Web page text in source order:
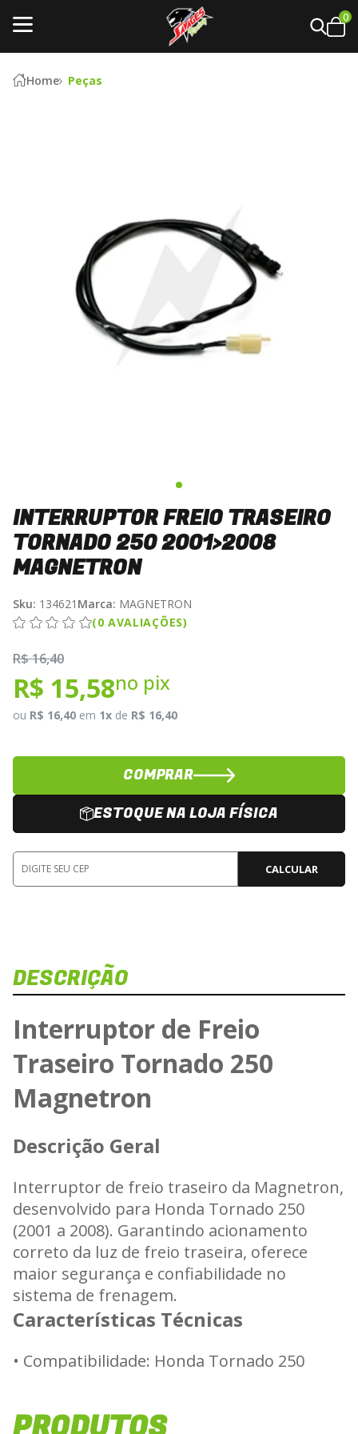
0
Home Peças
INTERRUPTOR FREIO TRASEIRO
TORNADO 250 2001>2008
MAGNETRON
Sku: 134621 Marca: MAGNETRON
(0 AVALIAÇÕES)
R$ 16,40
R$ 15,58no pix
ou R$ 16,40 em 1x de R$ 16,40
COMPRAR
ESTOQUE NA LOJA FÍSICA
CALCULAR
DESCRIÇÃO
Interruptor de Freio
Traseiro Tornado 250
Magnetron
Descrição Geral
Interruptor de freio traseiro da Magnetron,
desenvolvido para Honda Tornado 250
(2001 a 2008). Garantindo acionamento
correto da luz de freio traseira, oferece
maior segurança e confiabilidade no
sistema de frenagem.
Características Técnicas
• Compatibilidade: Honda Tornado 250
precisa